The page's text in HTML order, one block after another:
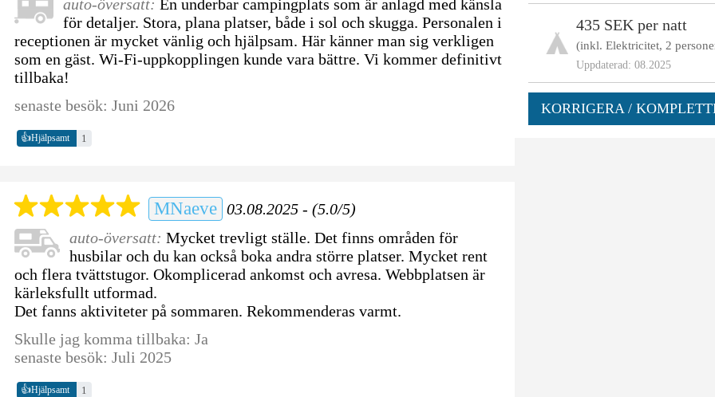
auto-översatt:En underbar campingplats som är anlagd med känsla
för detaljer. Stora, plana platser, både i sol och skugga. Personalen i
receptionen är mycket vänlig och hjälpsam. Här känner man sig verkligen
som en gäst. Wi-Fi-uppkopplingen kunde vara bättre. Vi kommer definitivt
tillbaka!
senaste besök: Juni 2026
👍Hjälpsamt 1
MNaeve 03.08.2025 - (5.0/5)
auto-översatt:Mycket trevligt ställe. Det finns områden för
husbilar och du kan också boka andra större platser. Mycket rent
och flera tvättstugor. Okomplicerad ankomst och avresa. Webbplatsen är
kärleksfullt utformad.
Det fanns aktiviteter på sommaren. Rekommenderas varmt.
Skulle jag komma tillbaka: Ja
senaste besök: Juli 2025
👍Hjälpsamt 1
435 SEK per natt
(inkl. Elektricitet, 2
Uppdaterad: 08.2025
KORRIGERA /